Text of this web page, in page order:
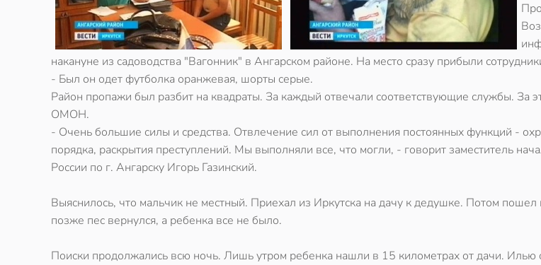
накануне из садоводства "Вагонник" в Ангарском районе. На место сразу прибыли
- Был он одет футболка оранжевая, шорты серые.
Район пропажи был разбит на квадраты. За каждый отвечали соответствующие службы. За
ОМОН.
- Очень большие силы и средства. Отвлечение сил от выполнения постоянных функций -
порядка, раскрытия преступлений. Мы выполняли все, что могли, - говорит заместитель
России по г. Ангарску Игорь Газинский.
Выяснилось, что мальчик не местный. Приехал из Иркутска на дачу к дедушке. Потом пошел
позже пес вернулся, а ребенка все не было.
Поиски продолжались всю ночь. Лишь утром ребенка нашли в 15 километрах от дачи. Илью